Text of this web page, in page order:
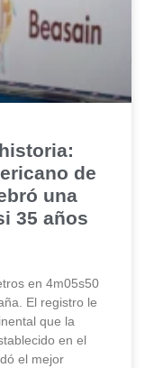
de
una
35 años
en 4m05s50
El registro le
que la
en el
el mejor